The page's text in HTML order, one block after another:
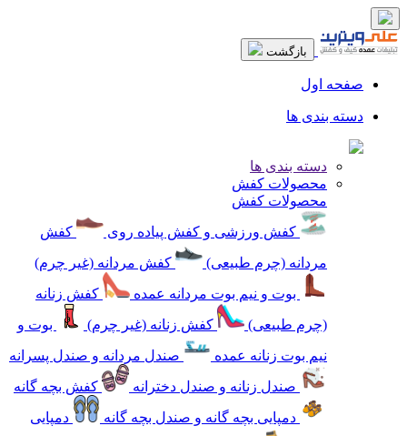
بازگشت
صفحه اول
دسته بندی ها
دسته بندی ها
محصولات کفش
محصولات کفش
کفش ورزشی و کفش پیاده روی
کفش
مردانه (چرم طبیعی)
کفش مردانه (غیر چرم)
بوت و نیم بوت مردانه عمده
کفش زنانه
(چرم طبیعی)
کفش زنانه (غیر چرم)
بوت و
نیم بوت زنانه عمده
صندل مردانه و صندل پسرانه
صندل زنانه و صندل دخترانه
کفش بچه گانه
دمپایی بچه گانه و صندل بچه گانه
دمپایی